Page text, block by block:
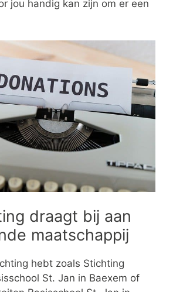
jou handig kan zijn om er een
draagt bij aan
maatschappij
hebt zoals Stichting
St. Jan in Baexem of